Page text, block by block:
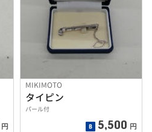
円
MIKIMOTO
タイピン
パール付
5,500 円